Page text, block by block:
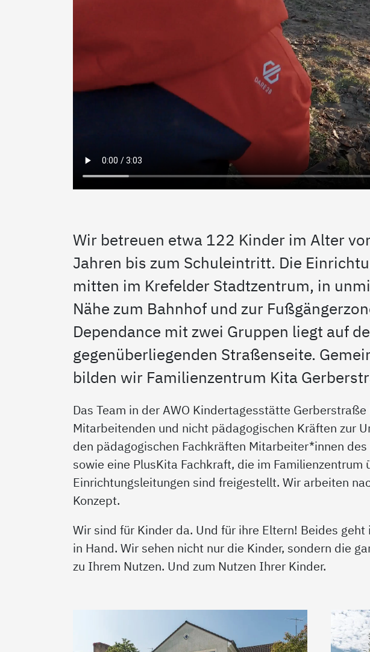
Wir betreuen etwa 122 Kinder im Alter
Jahren bis zum Schuleintritt. Die
mitten im Krefelder Stadtzentrum, in
Nähe zum Bahnhof und zur
Dependance mit zwei Gruppen liegt auf
gegenüberliegenden Straßenseite.
bilden wir Familienzentrum Kita
Das Team in der AWO Kindertagesstätte
Mitarbeitenden und nicht pädagogischen Kräften zur
den pädagogischen Fachkräften Mitarbeiter*innen
sowie eine PlusKita Fachkraft, die im
Einrichtungsleitungen sind freigestellt. Wir arbeiten
Konzept.
Wir sind für Kinder da. Und für ihre Eltern! Beides
in Hand. Wir sehen nicht nur die Kinder, sondern die
zu Ihrem Nutzen. Und zum Nutzen Ihrer Kinder.